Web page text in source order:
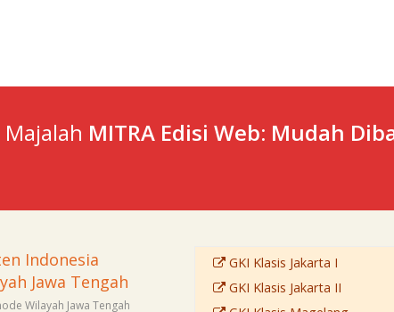
MITRA Edisi Web: Mudah
Indonesia
Jawa Tengah
Wilayah Jawa Tengah
GKI Klasis Jakarta I
GKI Klasis Jakarta II